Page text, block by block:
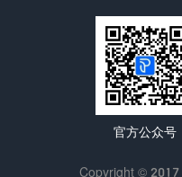
官方公众号
Copyright © 2017